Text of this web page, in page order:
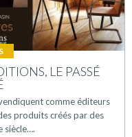
LE PASSÉ
comme éditeurs
produits créés par des
siècle….